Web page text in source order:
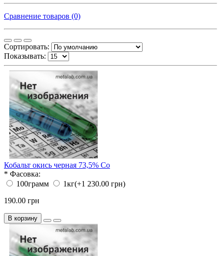
Сравнение товаров (0)
Сортировать:
Показывать:
Кобальт окись черная 73,5% Со
* Фасовка:
100грамм
1кг(+1 230.00 грн)
190.00 грн
В корзину